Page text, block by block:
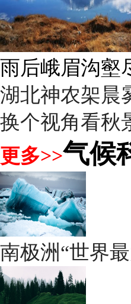
雨后峨眉沟壑
湖北神农架晨
换个视角看秋
更多>>气候
南极洲“世界